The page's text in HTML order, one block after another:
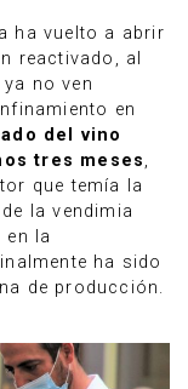
ha vuelto a abrir
reactivado, al
no ven
en
del vino
tres meses,
que temía la
la vendimia
en la
ha sido
de producción.